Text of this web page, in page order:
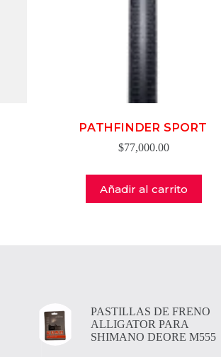
PATHFINDER SPORT
$77,000.00
Añadir al carrito
PASTILLAS DE FRENO
ALLIGATOR PARA
SHIMANO DEORE M555